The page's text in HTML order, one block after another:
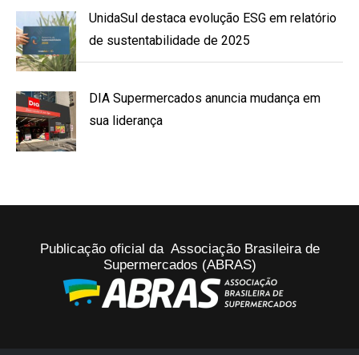
UnidaSul destaca evolução ESG em relatório
de sustentabilidade de 2025
DIA Supermercados anuncia mudança em
sua liderança
Publicação oficial da Associação Brasileira de
Supermercados (ABRAS)